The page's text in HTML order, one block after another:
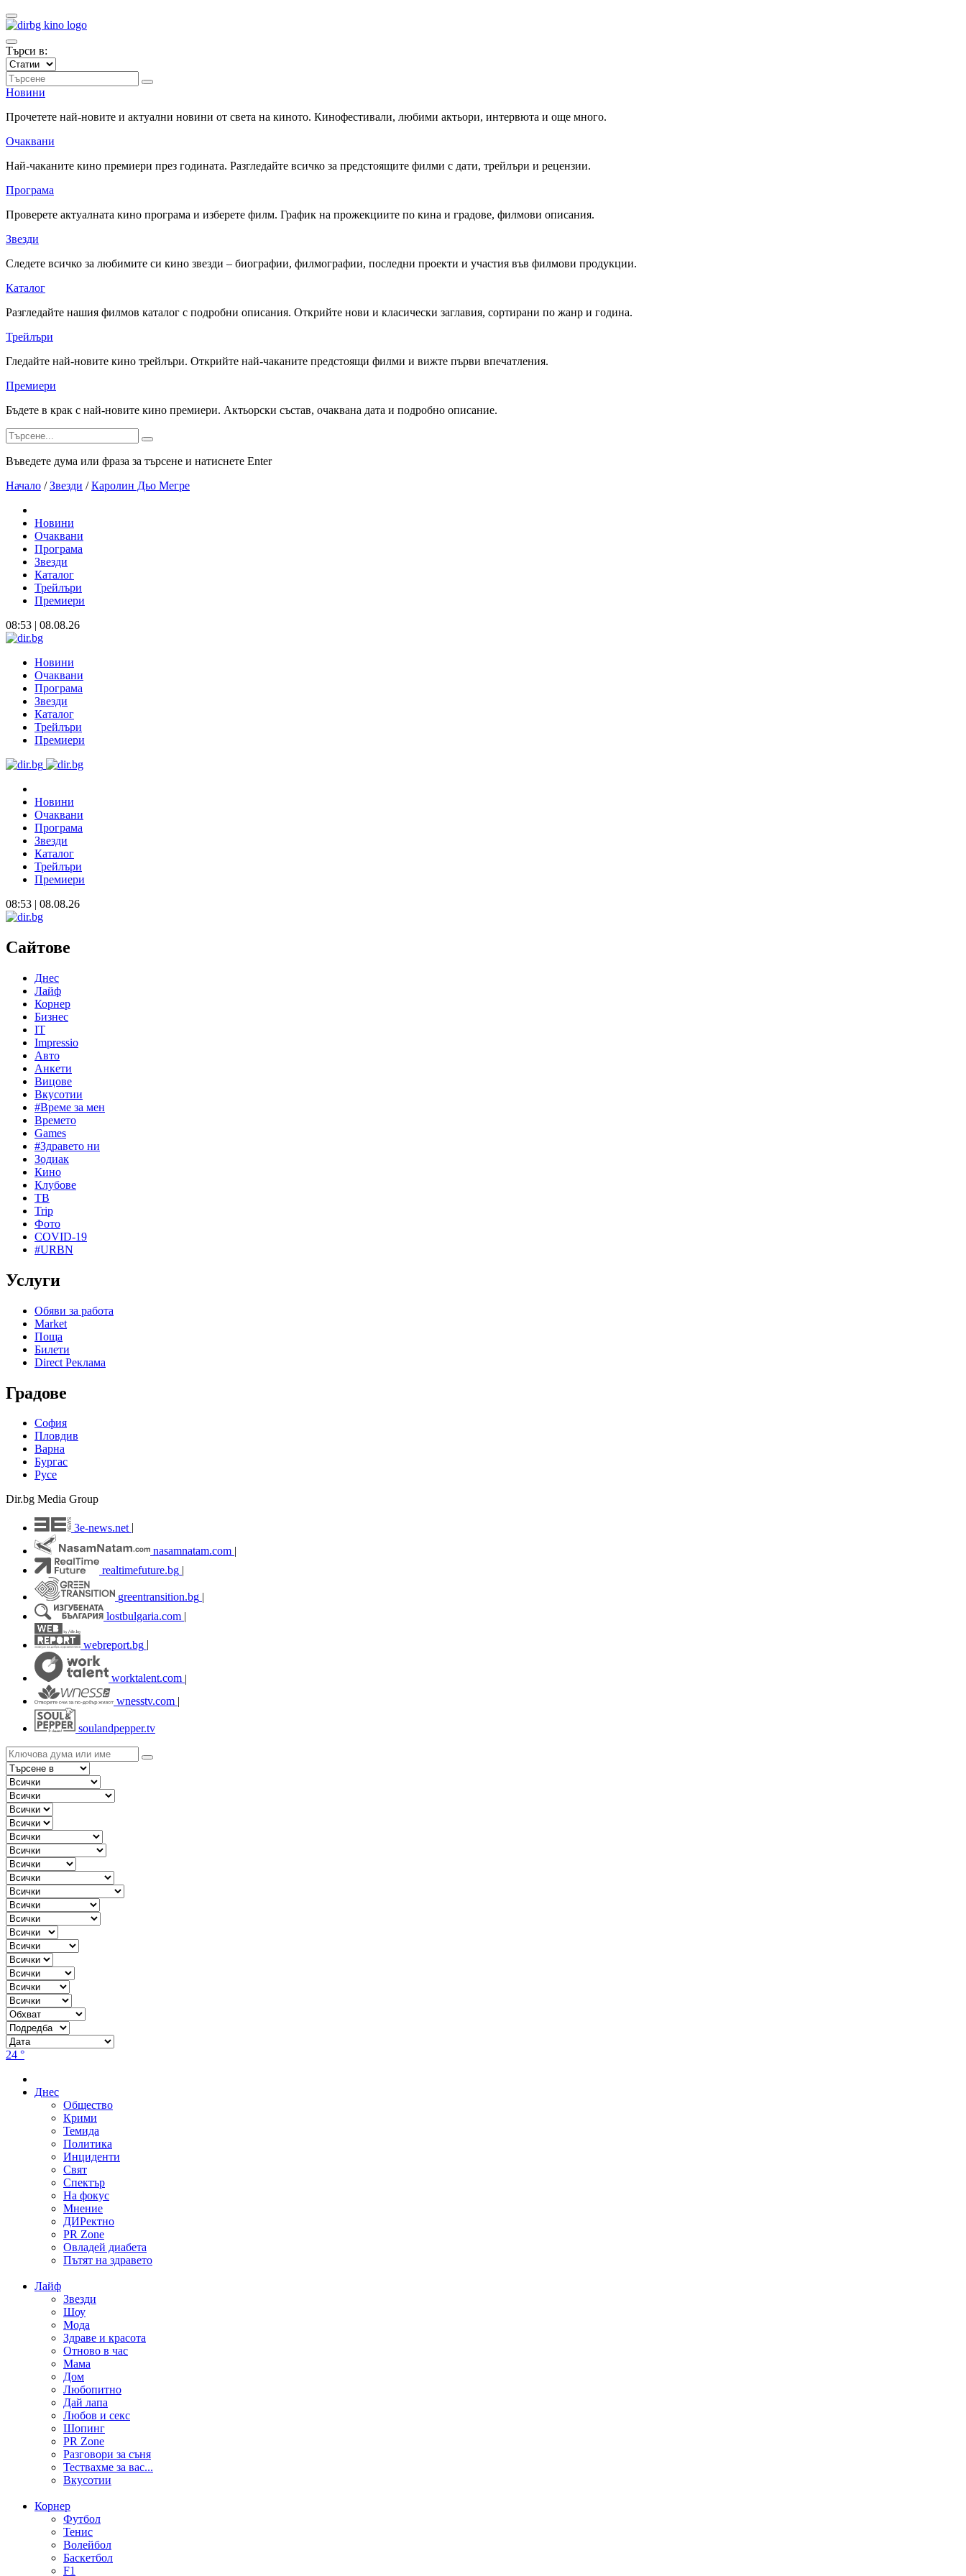
Търси в:
Новини
Прочетете най-новите и актуални новини от света на киното. Кинофестивали, любими актьори, интервюта и още много.
Очаквани
Най-чаканите кино премиери през годината. Разгледайте всичко за предстоящите филми с дати, трейлъри и рецензии.
Програма
Проверете актуалната кино програма и изберете филм. График на прожекциите по кина и градове, филмови описания.
Звезди
Следете всичко за любимите си кино звезди – биографии, филмографии, последни проекти и участия във филмови продукции.
Каталог
Разгледайте нашия филмов каталог с подробни описания. Открийте нови и класически заглавия, сортирани по жанр и година.
Трейлъри
Гледайте най-новите кино трейлъри. Открийте най-чаканите предстоящи филми и вижте първи впечатления.
Премиери
Бъдете в крак с най-новите кино премиери. Актьорски състав, очаквана дата и подробно описание.
Въведете дума или фраза за търсене и натиснете Enter
Начало / Звезди / Каролин Дьо Мегре
Новини
Очаквани
Програма
Звезди
Каталог
Трейлъри
Премиери
08:53 | 08.08.26
Новини
Очаквани
Програма
Звезди
Каталог
Трейлъри
Премиери
Новини
Очаквани
Програма
Звезди
Каталог
Трейлъри
Премиери
08:53 | 08.08.26
Сайтове
Днес
Лайф
Корнер
Бизнес
IT
Impressio
Авто
Анкети
Вицове
Вкусотии
#Време за мен
Времето
Games
#Здравето ни
Зодиак
Кино
Клубове
ТВ
Trip
Фото
COVID-19
#URBN
Услуги
Обяви за работа
Market
Поща
Билети
Direct Реклама
Градове
София
Пловдив
Варна
Бургас
Русе
Dir.bg Media Group
3e-news.net
nasamnatam.com |
realtimefuture.bg |
greentransition.bg |
lostbulgaria.com |
webreport.bg
worktalent.com |
wnesstv.com |
soulandpepper.tv
24 °
Днес
Общество
Крими
Темида
Политика
Инциденти
Свят
Спектър
На фокус
Мнение
ДИРектно
PR Zone
Овладей диабета
Пътят на здравето
Лайф
Звезди
Шоу
Мода
Здраве и красота
Отново в час
Мама
Дом
Любопитно
Дай лапа
Любов и секс
Шопинг
PR Zone
Разговори за съня
Тествахме за вас...
Вкусотии
Корнер
Футбол
Тенис
Волейбол
Баскетбол
F1